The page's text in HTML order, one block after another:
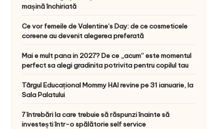
mașină închiriată
Ce vor femeile de Valentine’s Day: de ce cosmeticele
coreene au devenit alegerea preferată
Mai e mult pana in 2027? De ce „acum” este momentul
perfect sa alegi gradinita potrivita pentru copilul tau
Târgul Educațional Mommy HAI revine pe 31 ianuarie, la
Sala Palatului
7 întrebări la care trebuie să răspunzi înainte să
investești într-o spălătorie self service